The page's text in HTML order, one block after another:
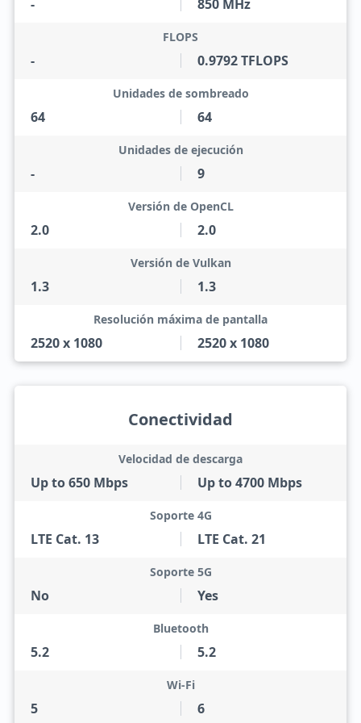
- 850 MHz
-
FLOPS
0.9792 TFLOPS
64
Unidades de sombreado
64
-
Unidades de ejecución
9
2.0
Versión de OpenCL
2.0
1.3
Versión de Vulkan
1.3
2520 x 1080
Resolución máxima de pantalla
2520 x 1080
Conectividad
Up to 650 Mbps
Velocidad de descarga
Up to 4700 Mbps
LTE Cat. 13
Soporte 4G
LTE Cat. 21
No
Soporte 5G
Yes
5.2
Bluetooth
5.2
5
Wi-Fi
6